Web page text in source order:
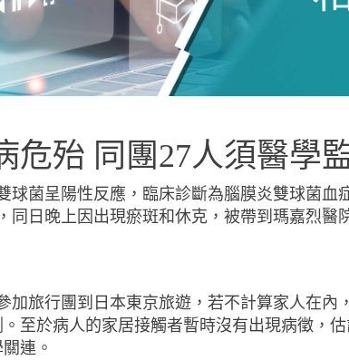
殆 同團27人須醫學
球菌呈陽性反應，臨床診斷為腦膜炎雙球菌血
同日晚上因出現瘀斑和休克，被帶到瑪嘉烈醫
加旅行團到日本東京旅遊，若不計算家人在內
至於病人的家居接觸者暫時沒有出現病徵，
連。